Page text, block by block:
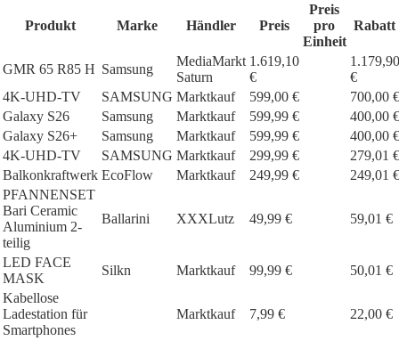
Produkt Marke Händler Preis
Preis
pro
Einheit
Rabatt
GMR 65 R85 H Samsung
MediaMarkt
Saturn
1.619,10
€
1.179,90
€
4K-UHD-TV
SAMSUNG Marktkauf 599,00 €
700,00 €
Galaxy S26
Samsung Marktkauf 599,99 €
400,00 €
Galaxy S26+
Samsung Marktkauf 599,99 €
400,00 €
4K-UHD-TV
SAMSUNG Marktkauf 299,99 €
279,01 €
Balkonkraftwerk EcoFlow Marktkauf 249,99 €
249,01 €
PFANNENSET
Bari Ceramic
Aluminium 2-
teilig
Ballarini XXXLutz 49,99 € 59,01 €
LED FACE
MASK
Silkn Marktkauf 99,99 €
50,01 €
Kabellose
Ladestation für
Smartphones
Marktkauf 7,99 € 22,00 €